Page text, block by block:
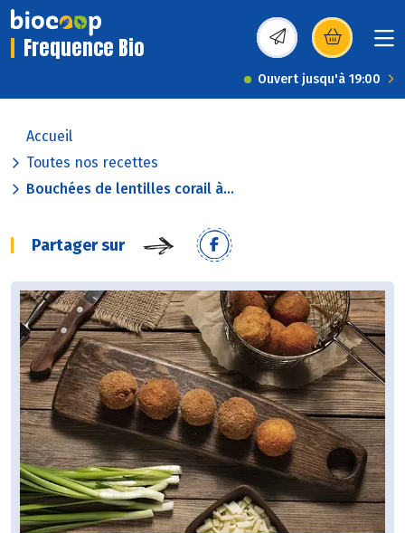
Frequence Bio (s’ouvre dans une
Ouvert jusqu'à 19:00
Accueil
Toutes nos recettes
Bouchées de lentilles corail à...
Partager sur